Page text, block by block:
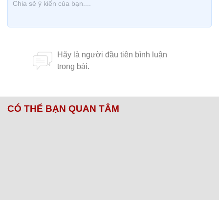
CÓ THỂ BẠN QUAN TÂM